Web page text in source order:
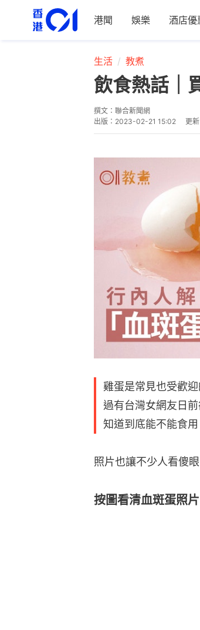
港聞 娛樂 酒店優
生活 教煮
飲食熱話｜
撰文： 聯合新聞網
出版： 2023-02-21 15:02 更新
雞蛋是常見也受歡
過有台灣女網友日
知道到底能不能食用
照片也讓不少人看傻
按圖看清血斑蛋照